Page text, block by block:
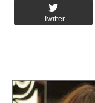
Twitter